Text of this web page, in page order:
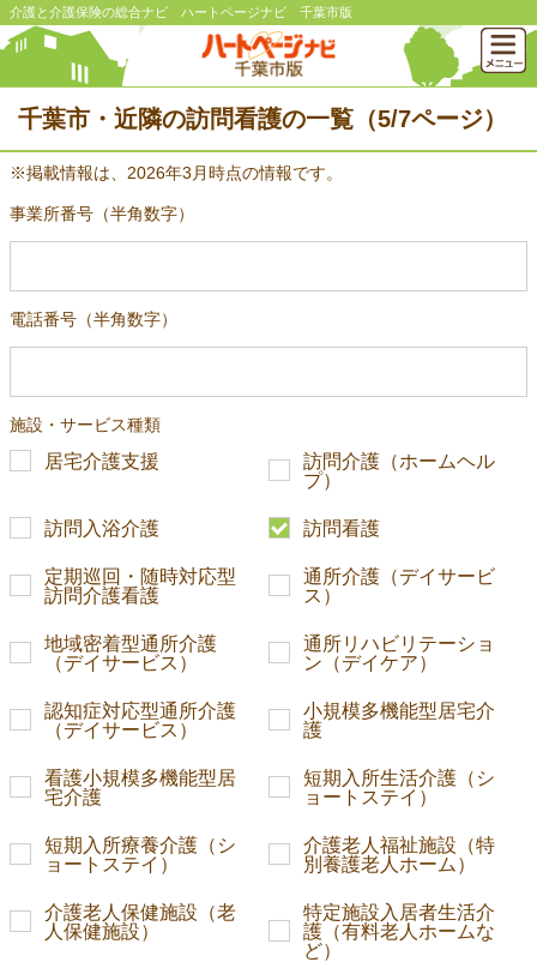
介護と介護保険の総合ナビ ハートページナビ 千葉市版
千葉市・近隣の訪問看護の一覧（5/7ページ）
※掲載情報は、2026年3月時点の情報です。
事業所番号（半角数字）
電話番号（半角数字）
施設・サービス種類
居宅介護支援
訪問介護（ホームヘル
プ）
訪問入浴介護 訪問看護
定期巡回・随時対応型
訪問介護看護
通所介護（デイサービ
ス）
地域密着型通所介護
（デイサービス）
通所リハビリテーショ
ン（デイケア）
認知症対応型通所介護
（デイサービス）
小規模多機能型居宅介
護
看護小規模多機能型居
宅介護
短期入所生活介護（シ
ョートステイ）
短期入所療養介護（シ
ョートステイ）
介護老人福祉施設（特
別養護老人ホーム）
介護老人保健施設（老
人保健施設）
特定施設入居者生活介
護（有料老人ホームな
ど）